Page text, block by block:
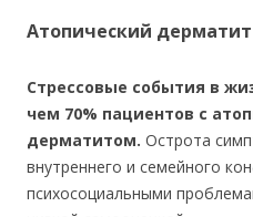
Атопический дерматит
Стрессовые события в
чем 70% пациентов с
дерматитом. Острота
внутреннего и семейного
психосоциальными